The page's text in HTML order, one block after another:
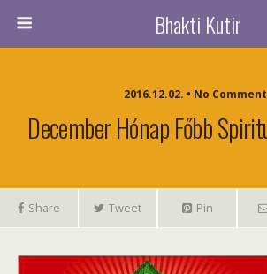
Bhakti Kutir
2016.12.02. • No
December Hónap Főbb
Share Tweet Pin